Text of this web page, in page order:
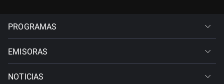
PROGRAMAS
EMISORAS
NOTICIAS